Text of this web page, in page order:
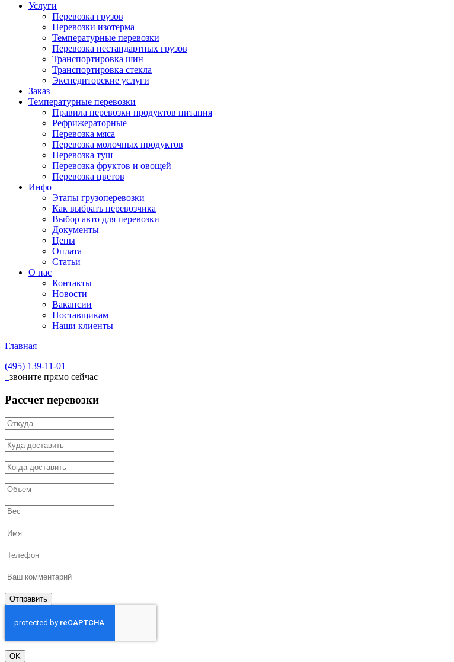
Услуги
Перевозка грузов
Перевозки изотерма
Температурные перевозки
Перевозка нестандартных грузов
Транспортировка шин
Транспортировка стекла
Экспедиторские услуги
Заказ
Температурные перевозки
Правила перевозки продуктов питания
Рефрижераторные
Перевозка мяса
Перевозка молочных продуктов
Перевозка туш
Перевозка фруктов и овощей
Перевозка цветов
Инфо
Этапы грузоперевозки
Как выбрать перевозчика
Выбор авто для перевозки
Документы
Цены
Оплата
Статьи
О нас
Контакты
Новости
Вакансии
Поставщикам
Наши клиенты
Главная
(495) 139-11-01
звоните прямо сейчас
Рассчет перевозки
Отправить
OK